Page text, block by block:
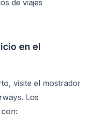
de viajes
en el
visite el mostrador
Los